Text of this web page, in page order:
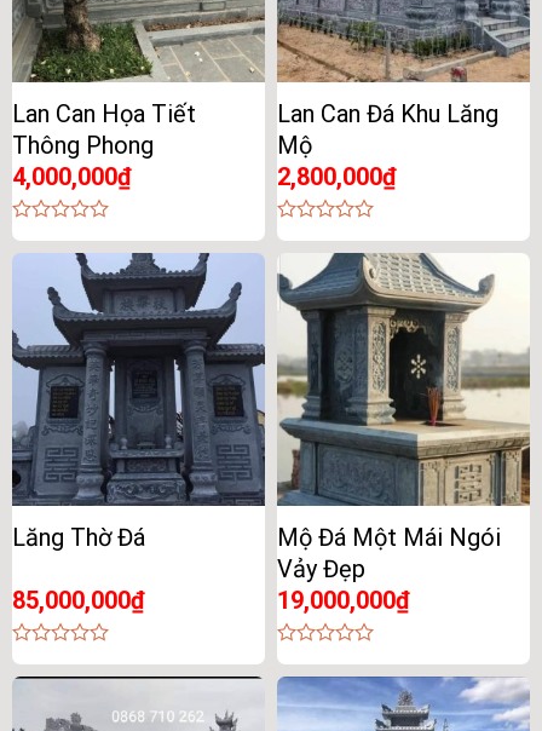
Lan Can Họa Tiết
Thông Phong
4,000,000₫
0
out
Lan Can Đá Khu Lăng
Mộ
2,800,000₫
0
of
5
Lăng Thờ Đá
85,000,000₫
0
out
Mộ Đá Một Mái Ngói
Vảy Đẹp
19,000,000₫
0
out
of
5